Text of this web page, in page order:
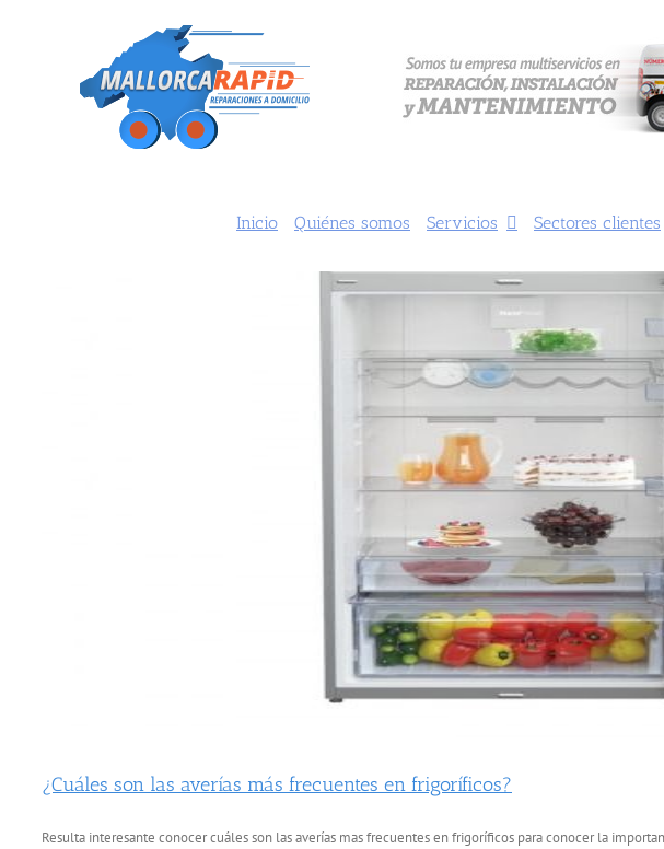
Inicio Quiénes somos Servicios Sectores clientes
¿Cuáles son las averías más frecuentes en frigoríficos?
Resulta interesante conocer cuáles son las averías mas frecuentes en frigoríficos para conocer la